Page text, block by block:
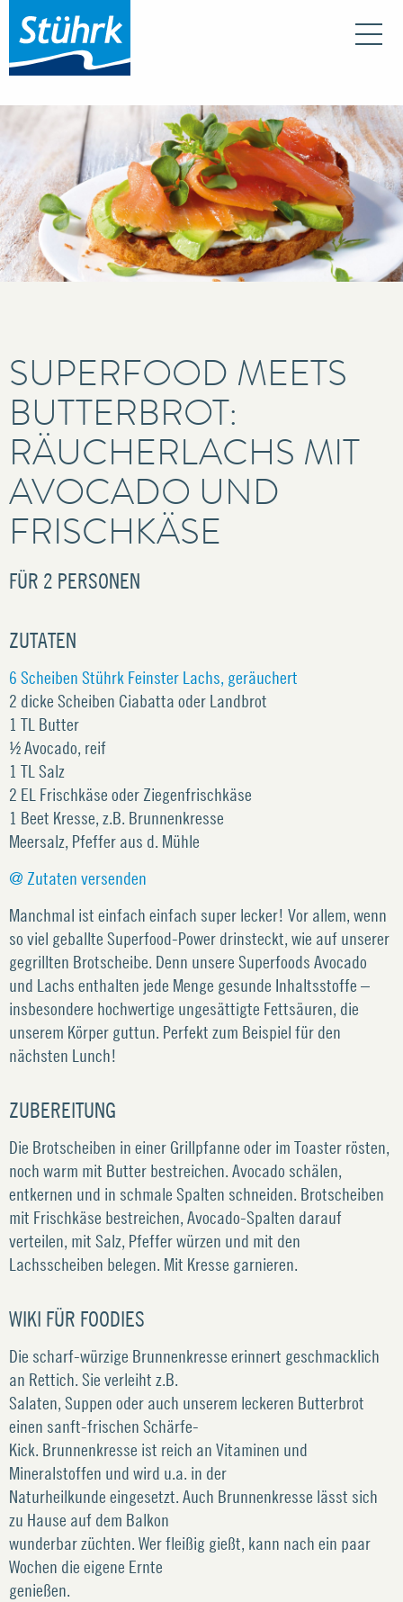
SUPERFOOD MEETS
BUTTERBROT:
RÄUCHER­LACHS MIT
AVOCADO UND
FRISCHKÄSE
FÜR 2 PERSONEN
ZUTATEN
6 Scheiben Stührk Feinster Lachs, geräuchert
2 dicke Scheiben Ciabatta oder Landbrot
1 TL Butter
½ Avocado, reif
1 TL Salz
2 EL Frischkäse oder Ziegenfrischkäse
1 Beet Kresse, z.B. Brunnenkresse
Meersalz, Pfeffer aus d. Mühle
@ Zutaten versenden
Manchmal ist einfach einfach super lecker! Vor allem, wenn
so viel geballte Superfood-Power drinsteckt, wie auf unserer
gegrillten Brotscheibe. Denn unsere Superfoods Avocado
und Lachs enthalten jede Menge gesunde Inhaltsstoffe –
insbesondere hochwertige ungesättigte Fettsäuren, die
unserem Körper guttun. Perfekt zum Beispiel für den
nächsten Lunch!
ZUBEREITUNG
Die Brotscheiben in einer Grillpfanne oder im Toaster rösten,
noch warm mit Butter bestreichen. Avocado schälen,
entkernen und in schmale Spalten schneiden. Brotscheiben
mit Frischkäse bestreichen, Avocado-Spalten darauf
verteilen, mit Salz, Pfeffer würzen und mit den
Lachsscheiben belegen. Mit Kresse garnieren.
WIKI FÜR FOODIES
Die scharf-würzige Brunnenkresse erinnert geschmacklich
an Rettich. Sie verleiht z.B.
Salaten, Suppen oder auch unserem leckeren Butterbrot
einen sanft-frischen Schärfe-
Kick. Brunnenkresse ist reich an Vitaminen und
Mineralstoffen und wird u.a. in der
Naturheilkunde eingesetzt. Auch Brunnenkresse lässt sich
zu Hause auf dem Balkon
wunderbar züchten. Wer fleißig gießt, kann nach ein paar
Wochen die eigene Ernte
genießen.